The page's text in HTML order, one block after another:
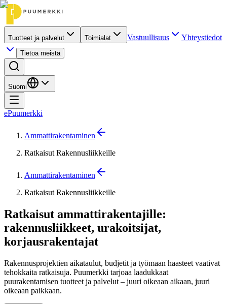
Tuotteet ja palvelut Toimialat Vastuullisuus Yhteystiedot
Tietoa meistä
Suomi
ePuumerkki
Ammattirakentaminen
Ratkaisut Rakennusliikkeille
Ammattirakentaminen
Ratkaisut Rakennusliikkeille
Ratkaisut ammattirakentajille:
rakennusliikkeet, urakoitsijat,
korjausrakentajat
Rakennusprojektien aikataulut, budjetit ja työmaan haasteet vaativat
tehokkaita ratkaisuja. Puumerkki tarjoaa laadukkaat
puurakentamisen tuotteet ja palvelut – juuri oikeaan aikaan, juuri
oikeaan paikkaan.